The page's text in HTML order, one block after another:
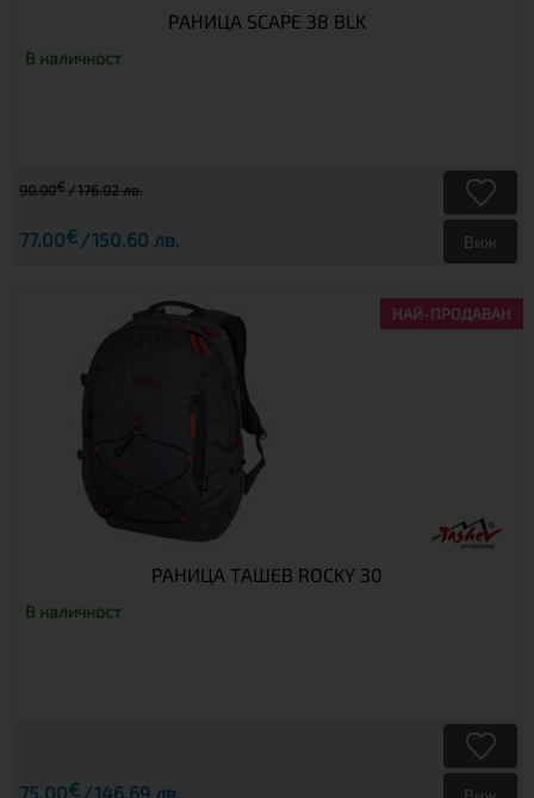
РАНИЦА SCAPE 38 BLK
В наличност
90.00€ 176.02 лв.
77.00€ 150.60 лв. Виж
НАЙ-ПРОДАВАН
РАНИЦА ТАШЕВ ROCKY 30
В наличност
75.00€ 146.69 лв.